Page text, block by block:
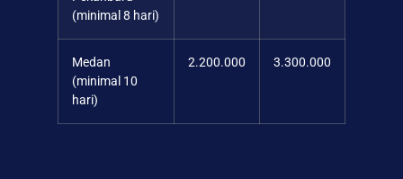
(minimal 8 hari)
Medan
(minimal 10
hari)
2.200.000 3.300.000